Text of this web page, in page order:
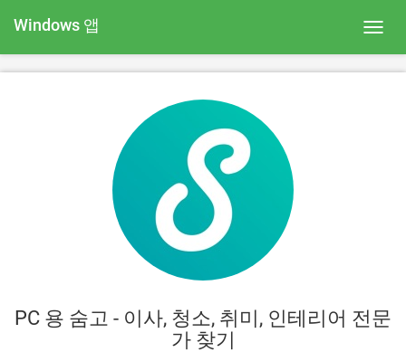
Windows 앱
PC 용 숨고 - 이사, 청소, 취미, 인테리어 전문
가 찾기